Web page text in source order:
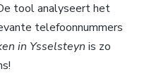
tool analyseert het
telefoonnummers
in Ysselsteyn is zo